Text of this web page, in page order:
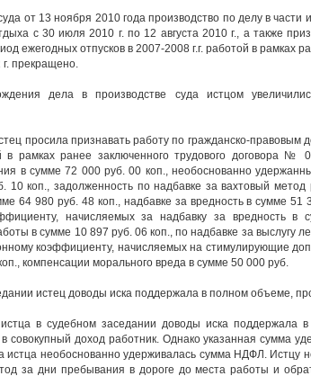
от 13 ноября 2010 года производство по делу в части
с 30 июля 2010 г. по 12 августа 2010 г., а также
ежегодных отпусков в 2007-2008 г.г. работой в рамках
прекращено.
дела в производстве суда истцом
просила признавать работу по гражданско-правовым
в рамках ранее заключенного трудового договора №
в сумме 72 000 руб. 00 коп., необоснованно
10 коп., задолженность по надбавке за вахтовый
64 980 руб. 48 коп., надбавке за вредность в сумме 51
начисляемых за надбавку за вредность
в сумме 10 897 руб. 06 коп., по надбавке за выслугу
коэффициенту, начисляемых на стимулирующие
компенсации морального вреда в сумме 50 000 руб.
истец доводы иска поддержала в полном объеме,
истца в судебном заседании доводы иска
совокупный доход работник. Однако указанная сумма
истца необоснованно удерживалась сумма НДФЛ. Истцу
за дни пребывания в дороге до места работы и